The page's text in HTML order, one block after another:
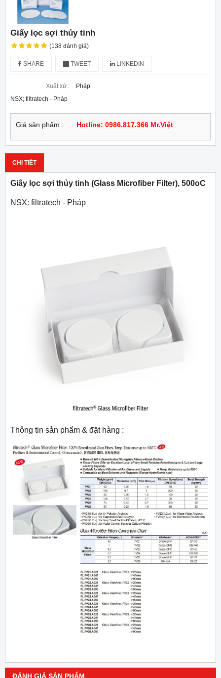
Giấy lọc sợi thủy tinh
(138 đánh giá)
SHARE TWEET LINKEDIN
Xuất xứ :
Pháp
NSX; filtratech - Pháp
Giá sản phẩm : Hotline: 0986.817.366 Mr.Việt
CHI TIẾT
Giấy lọc sợi thủy tinh (Glass Microfiber Filter), 500oC
NSX: filtratech - Pháp
Thông tin sản phẩm & đặt hàng :
ĐÁNH GIÁ SẢN PHẨM